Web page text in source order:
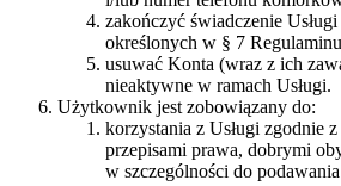
zakończyć świadczenie Usługi
określonych w § 7
usuwać Konta (wraz z ich
nieaktywne w ramach Usługi.
Użytkownik jest zobowiązany do:
korzystania z Usługi zgodnie
przepisami prawa, dobrymi
w szczególności do